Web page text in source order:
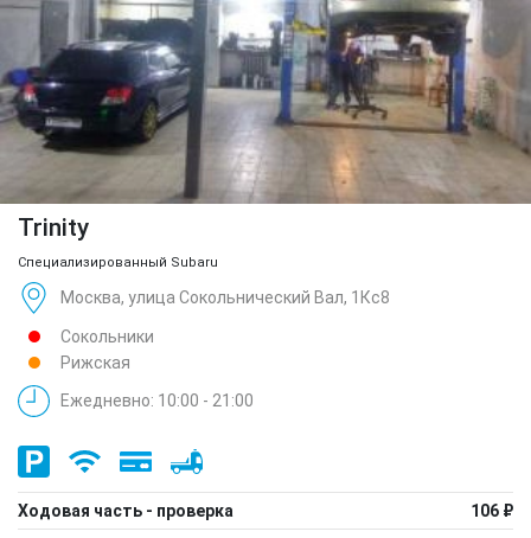
Trinity
Специализированный Subaru
Москва, улица Сокольнический Вал, 1Кс8
Сокольники
Рижская
Ежедневно: 10:00 - 21:00
Ходовая часть - проверка 106 ₽